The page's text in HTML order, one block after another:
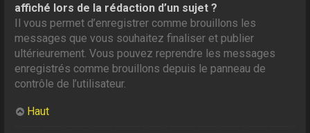
affiché lors de la rédaction d’un sujet ?
Il vous permet d’enregistrer comme brouillons les
messages que vous souhaitez finaliser et publier
ultérieurement. Vous pouvez reprendre les messages
enregistrés comme brouillons depuis le panneau de
contrôle de l’utilisateur.
Haut